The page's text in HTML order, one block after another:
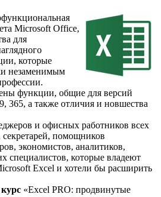
Microsoft Office,
для
которые
незаменимым
функции, общие для версий
365, а также отличия и новшества
и офисных работников всех
помощников
экономистов, аналитиков,
специалистов, которые владеют
Excel и хотели бы расширить
«Excel PRO: продвинутые